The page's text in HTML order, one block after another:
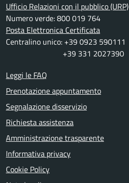
Ufficio Relazioni con il pubblico (URP)
Numero verde: 800 019 764
Posta Elettronica Certificata
Centralino unico: +39 0923 590111
+39 331 2027390
Leggi le FAQ
Prenotazione appuntamento
Segnalazione disservizio
Richiesta assistenza
Amministrazione trasparente
Informativa privacy
Cookie Policy